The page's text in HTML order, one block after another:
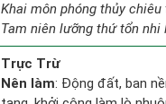
Khai môn phóng thủy chiêu
Tam niên lưỡng thứ tổn nhi
Trực Trừ
Nên làm: Động đất, ban